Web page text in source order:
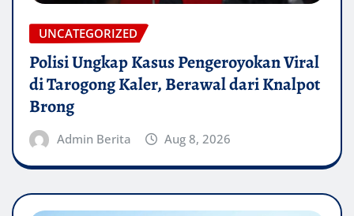
UNCATEGORIZED
Polisi Ungkap Kasus Pengeroyokan Viral
di Tarogong Kaler, Berawal dari Knalpot
Brong
Admin Berita Aug 8, 2026